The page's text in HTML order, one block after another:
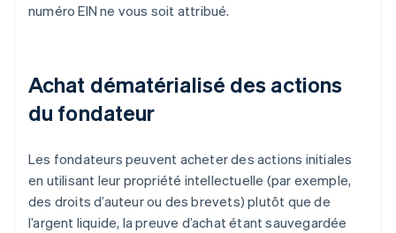
numéro EIN ne vous soit attribué.
Achat dématérialisé des actions
du fondateur
Les fondateurs peuvent acheter des actions initiales
en utilisant leur propriété intellectuelle (par exemple,
des droits d’auteur ou des brevets) plutôt que de
l’argent liquide, la preuve d’achat étant sauvegardée